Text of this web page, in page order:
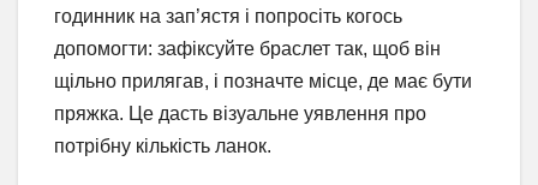
годинник на зап’ястя і попросіть когось
допомогти: зафіксуйте браслет так, щоб він
щільно прилягав, і позначте місце, де має бути
пряжка. Це дасть візуальне уявлення про
потрібну кількість ланок.